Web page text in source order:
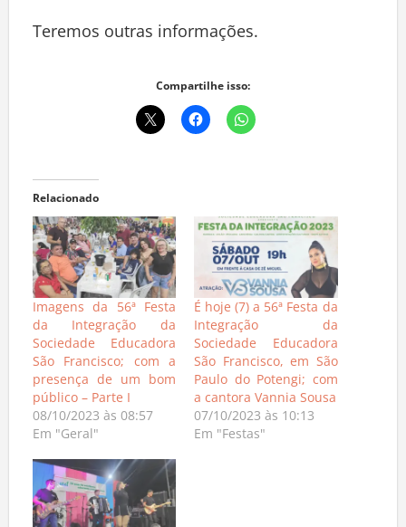
Teremos outras informações.
Compartilhe isso:
Relacionado
Imagens da 56ª Festa
da Integração da
Sociedade Educadora
São Francisco; com a
presença de um bom
público – Parte I
08/10/2023 às 08:57
Em "Geral"
É hoje (7) a 56ª Festa da
Integração da
Sociedade Educadora
São Francisco, em São
Paulo do Potengi; com
a cantora Vannia Sousa
07/10/2023 às 10:13
Em "Festas"